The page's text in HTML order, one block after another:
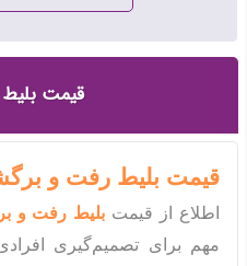
قیمت بلیط
قیمت بلیط رفت و
اطلاع از قیمت بلیط رفت و
مهم برای تصمیم‌گیری